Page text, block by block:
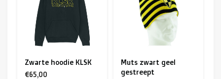
Zwarte hoodie KLSK
€65,00
Muts zwart geel
gestreept